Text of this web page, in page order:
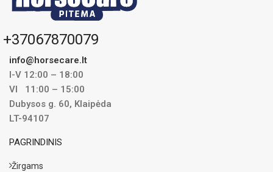
+37067870079
info@horsecare.lt
I-V 12:00 – 18:00
VI 11:00 – 15:00
Dubysos g. 60, Klaipėda
LT-94107
PAGRINDINIS
Žirgams